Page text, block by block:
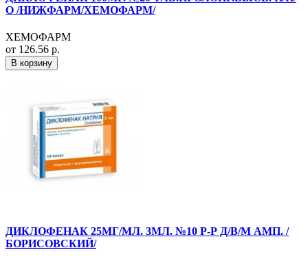
О /НИЖФАРМ/ХЕМОФАРМ/
ХЕМОФАРМ
от 126.56 р.
В корзину
ДИКЛОФЕНАК 25МГ/МЛ. 3МЛ. №10 Р-Р Д/В/М АМП. /
БОРИСОВСКИЙ/